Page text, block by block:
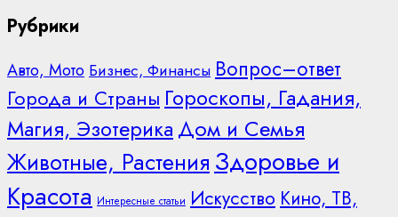
Рубрики
Авто, Мото Бизнес, Финансы Вопрос–ответ
Города и Страны Гороскопы, Гадания,
Магия, Эзотерика Дом и Семья
Животные, Растения Здоровье и
Красота Интересные статьи Искусство Кино, ТВ,